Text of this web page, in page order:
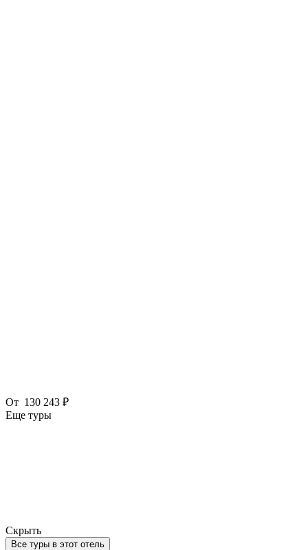
От 130 243 ₽
Еще туры
Скрыть
Все туры в этот отель